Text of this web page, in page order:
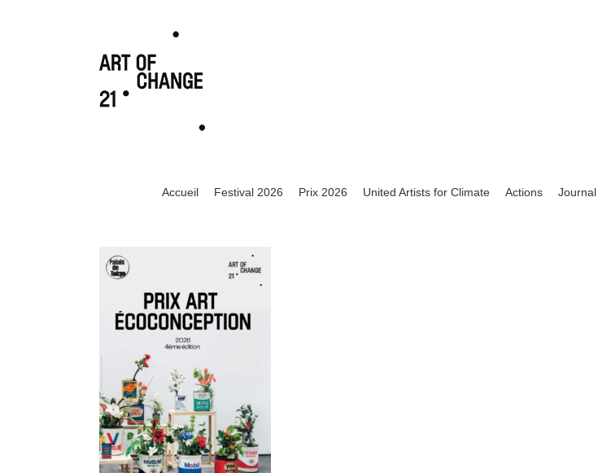
Accueil Festival 2026 Prix 2026 United Artists for Climate Actions Journal